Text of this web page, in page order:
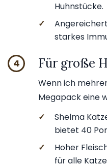
Huhnstücke.
✓
starkes
4 Für große
Wenn ich
Megapack eine
✓
Shelma
bietet 40
✓
Hoher
für alle